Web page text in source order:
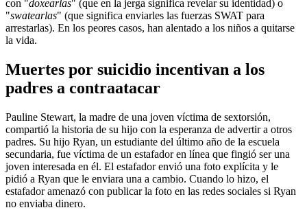
con "doxearlas" (que en la jerga significa revelar su identidad) o
"swatearlas" (que significa enviarles las fuerzas SWAT para
arrestarlas). En los peores casos, han alentado a los niños a quitarse
la vida.
Muertes por suicidio incentivan a los
padres a contraatacar
Pauline Stewart, la madre de una joven víctima de sextorsión,
compartió la historia de su hijo con la esperanza de advertir a otros
padres. Su hijo Ryan, un estudiante del último año de la escuela
secundaria, fue víctima de un estafador en línea que fingió ser una
joven interesada en él. El estafador envió una foto explícita y le
pidió a Ryan que le enviara una a cambio. Cuando lo hizo, el
estafador amenazó con publicar la foto en las redes sociales si Ryan
no enviaba dinero.